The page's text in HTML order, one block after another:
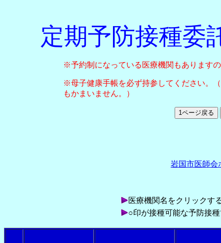
定期予防接種委
※予約制になっている医療機関もあります
※母子健康手帳を必ず持参してください。
もかまいません。）
岩国市医師会
医療機関名をクリックす
○印が接種可能な予防接